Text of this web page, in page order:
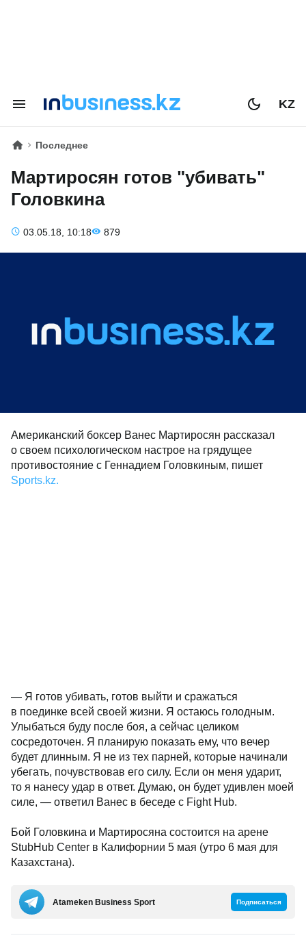
KZ
Последнее
Мартиросян готов "убивать"
Головкина
03.05.18, 10:18 879
Американский боксер Ванес Мартиросян рассказал
о своем психологическом настрое на грядущее
противостояние с Геннадием Головкиным, пишет
Sports.kz.
— Я готов убивать, готов выйти и сражаться
в поединке всей своей жизни. Я остаюсь голодным.
Улыбаться буду после боя, а сейчас целиком
сосредоточен. Я планирую показать ему, что вечер
будет длинным. Я не из тех парней, которые начинали
убегать, почувствовав его силу. Если он меня ударит,
то я нанесу удар в ответ. Думаю, он будет удивлен моей
силе, — ответил Ванес в беседе с Fight Hub.
Бой Головкина и Мартиросяна состоится на арене
StubHub Center в Калифорнии 5 мая (утро 6 мая для
Казахстана).
Аtameken Business Sport Подписаться